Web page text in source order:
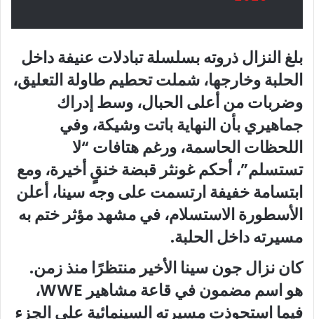
بلغ النزال ذروته بسلسلة تبادلات عنيفة داخل
الحلبة وخارجها، شملت تحطيم طاولة التعليق،
وضربات من أعلى الحبال، وسط إدراك
جماهيري بأن النهاية باتت وشيكة، وفي
اللحظات الحاسمة، ورغم هتافات “لا
تستسلم”، أحكم غونثر قبضة خنقٍ أخيرة، ومع
ابتسامة خفيفة ارتسمت على وجه سينا، أعلن
الأسطورة الاستسلام، في مشهد مؤثر ختم به
مسيرته داخل الحلبة.
كان نزال جون سينا الأخير منتظرًا منذ زمن.
هو اسم مضمون في قاعة مشاهير WWE،
فيما استحوذت مسيرته السينمائية على الجزء